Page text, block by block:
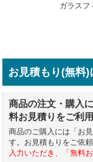
ガラスフ
お見積もり(無料)
商品の注文・購入
料お見積りをご利
商品のご購入には「お
す。お見積もりをご依
入力いただき、「無料